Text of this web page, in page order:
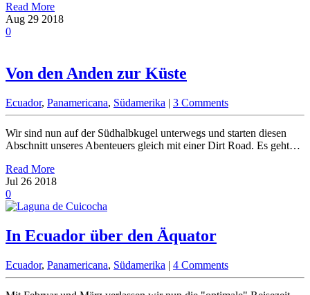
Read More
Aug 29 2018
0
Von den Anden zur Küste
Ecuador, Panamericana, Südamerika | 3 Comments
Wir sind nun auf der Südhalbkugel unterwegs und starten diesen
Abschnitt unseres Abenteuers gleich mit einer Dirt Road. Es geht…
Read More
Jul 26 2018
0
In Ecuador über den Äquator
Ecuador, Panamericana, Südamerika | 4 Comments